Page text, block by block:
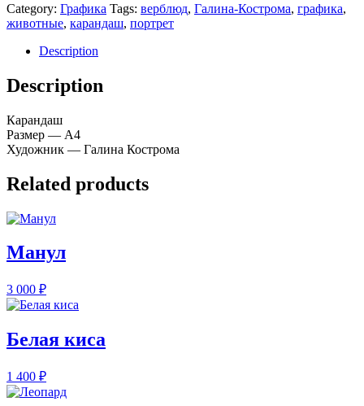
Category: Графика Tags: верблюд, Галина-Кострома, графика,
животные, карандаш, портрет
Description
Description
Карандаш
Размер — А4
Художник — Галина Кострома
Related products
Манул
3 000 ₽
Белая киса
1 400 ₽